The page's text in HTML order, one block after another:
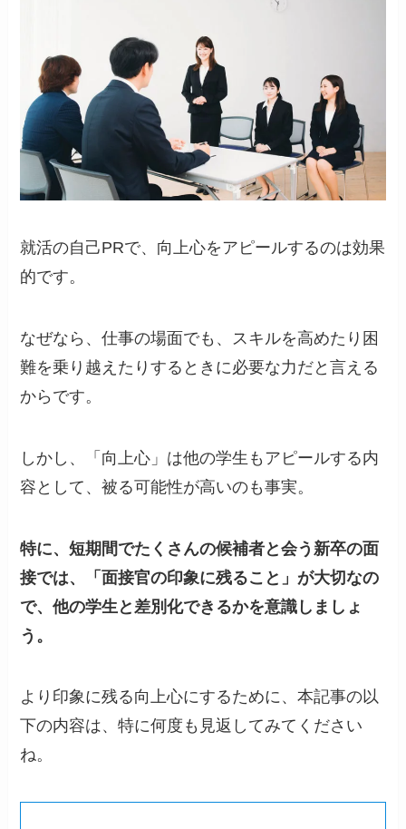
就活の自己PRで、向上心をアピールするのは効果
的です。
なぜなら、仕事の場面でも、スキルを高めたり困
難を乗り越えたりするときに必要な力だと言える
からです。
しかし、「向上心」は他の学生もアピールする内
容として、被る可能性が高いのも事実。
特に、短期間でたくさんの候補者と会う新卒の面
接では、「面接官の印象に残ること」が大切なの
で、他の学生と差別化できるかを意識しましょ
う。
より印象に残る向上心にするために、本記事の以
下の内容は、特に何度も見返してみてください
ね。